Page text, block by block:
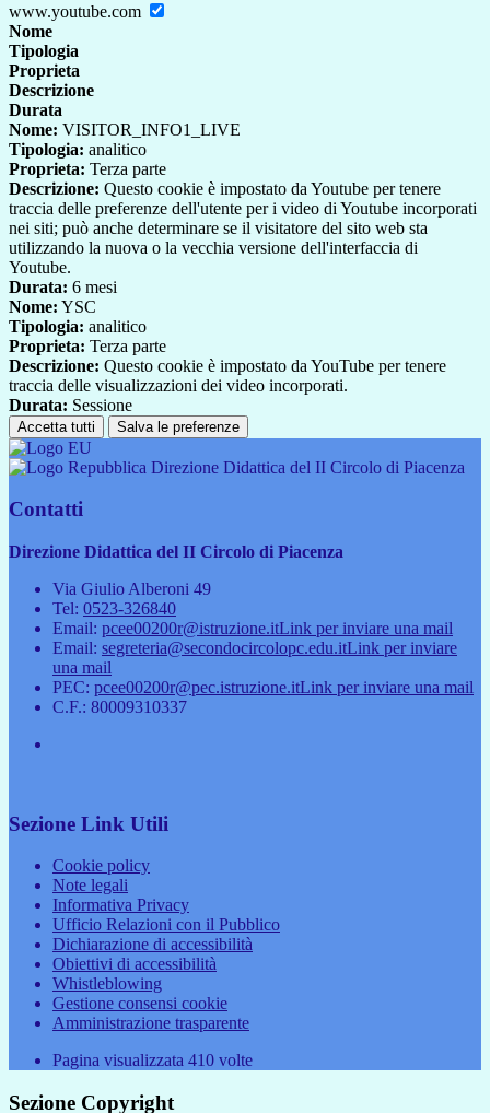
www.youtube.com
Nome
Tipologia
Proprieta
Descrizione
Durata
Nome: VISITOR_INFO1_LIVE
Tipologia: analitico
Proprieta: Terza parte
Descrizione: Questo cookie è impostato da Youtube per tenere
traccia delle preferenze dell'utente per i video di Youtube incorporati
nei siti; può anche determinare se il visitatore del sito web sta
utilizzando la nuova o la vecchia versione dell'interfaccia di
Youtube.
Durata: 6 mesi
Nome: YSC
Tipologia: analitico
Proprieta: Terza parte
Descrizione: Questo cookie è impostato da YouTube per tenere
traccia delle visualizzazioni dei video incorporati.
Durata: Sessione
Accetta tutti Salva le preferenze
Direzione Didattica del II Circolo di Piacenza
Contatti
Direzione Didattica del II Circolo di Piacenza
Via Giulio Alberoni 49
Tel: 0523-326840
Email: pcee00200r@istruzione.itLink per inviare una mail
Email: segreteria@secondocircolopc.edu.itLink per inviare
una mail
PEC: pcee00200r@pec.istruzione.itLink per inviare una mail
C.F.: 80009310337
Sezione Link Utili
Cookie policy
Note legali
Informativa Privacy
Ufficio Relazioni con il Pubblico
Dichiarazione di accessibilità
Obiettivi di accessibilità
Whistleblowing
Gestione consensi cookie
Amministrazione trasparente
Pagina visualizzata 410 volte
Sezione Copyright